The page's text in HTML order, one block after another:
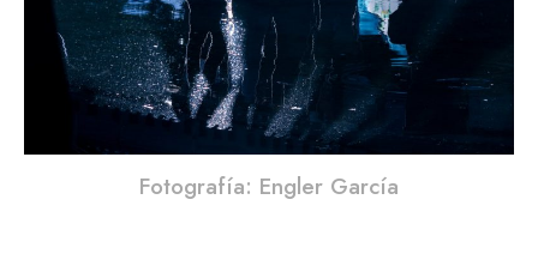
Fotografía: Engler García